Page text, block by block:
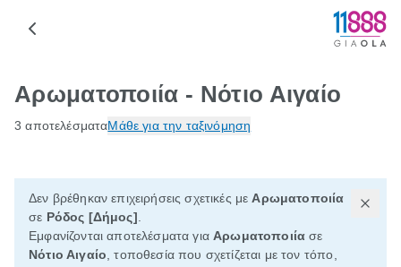
Αρωματοποιία - Νότιο Αιγαίο
3 αποτελέσματαΜάθε για την ταξινόμηση
Δεν βρέθηκαν επιχειρήσεις σχετικές με Αρωματοποιία
σε Ρόδος [Δήμος]
Εμφανίζονται αποτελέσματα για Αρωματοποιία σε
Νότιο Αιγαίο , τοποθεσία που σχετίζεται με τον τόπο,